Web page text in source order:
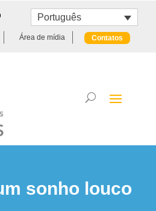
Português
Área de mídia Contatos
sonho louco